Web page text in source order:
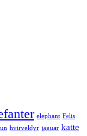
elephant Felis
hvirveldyr jaguar katte